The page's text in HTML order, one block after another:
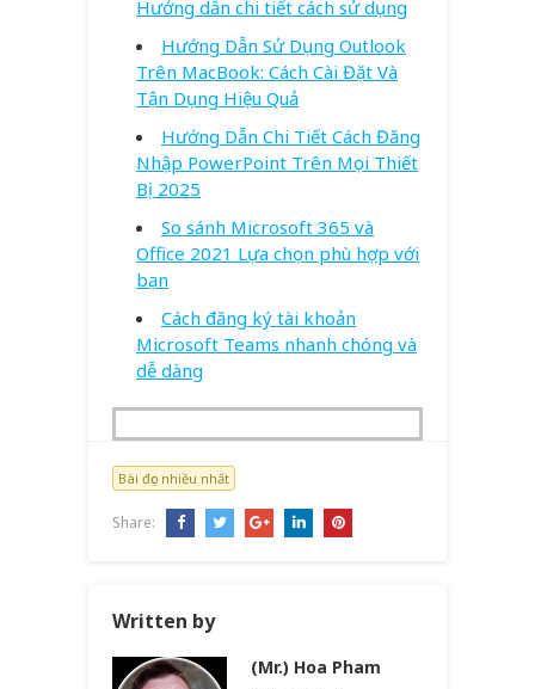
Hướng dẫn chi tiết cách sử dụng
Hướng Dẫn Sử Dụng Outlook
Trên MacBook: Cách Cài Đặt Và
Tận Dụng Hiệu Quả
Hướng Dẫn Chi Tiết Cách Đăng
Nhập PowerPoint Trên Mọi Thiết
Bị 2025
So sánh Microsoft 365 và
Office 2021 Lựa chọn phù hợp với
bạn
Cách đăng ký tài khoản
Microsoft Teams nhanh chóng và
dễ dàng
Bài đọc nhiều nhất
Share:
Written by
(Mr.) Hoa Pham